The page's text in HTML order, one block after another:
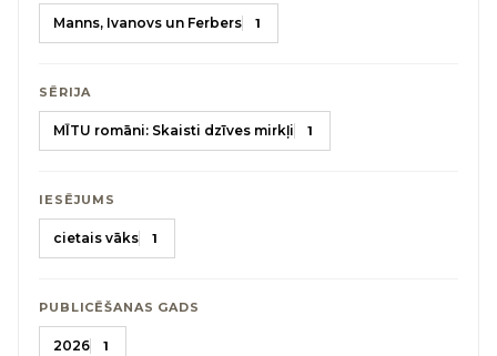
Manns, Ivanovs un Ferbers 1
SĒRIJA
MĪTU romāni: Skaisti dzīves mirkļi 1
IESĒJUMS
cietais vāks 1
PUBLICĒŠANAS GADS
2026 1